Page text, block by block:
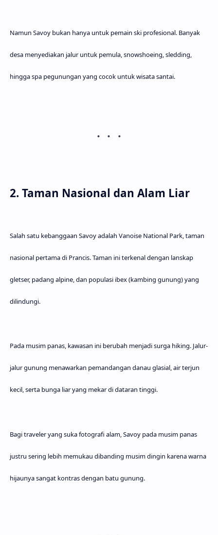
Namun Savoy bukan hanya untuk pemain ski profesional. Banyak
desa menyediakan jalur untuk pemula, snowshoeing, sledding,
hingga spa pegunungan yang cocok untuk wisata santai.
2. Taman Nasional dan Alam Liar
Salah satu kebanggaan Savoy adalah Vanoise National Park, taman
nasional pertama di Prancis. Taman ini terkenal dengan lanskap
gletser, padang alpine, dan populasi ibex (kambing gunung) yang
dilindungi.
Pada musim panas, kawasan ini berubah menjadi surga hiking. Jalur-
jalur gunung menawarkan pemandangan danau glasial, air terjun
kecil, serta bunga liar yang mekar di dataran tinggi.
Bagi traveler yang suka fotografi alam, Savoy pada musim panas
justru sering lebih memukau dibanding musim dingin karena warna
hijaunya sangat kontras dengan batu gunung.